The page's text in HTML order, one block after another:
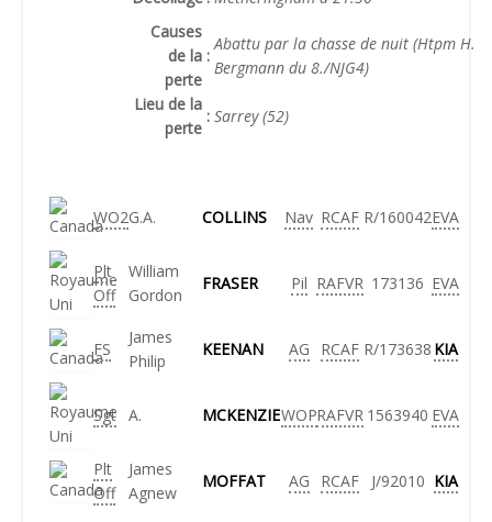
Causes
de la
perte
:
Abattu par la chasse de nuit (Htpm H.
Bergmann du 8./NJG4)
Lieu de la
perte
: Sarrey (52)
WO2G.A. COLLINS Nav RCAF R/160042EVA
Plt
Off
William
Gordon
FRASER Pil RAFVR 173136 EVA
FS
James
Philip
KEENAN AG RCAF R/173638 KIA
Sgt A. MCKENZIEWOPRAFVR 1563940 EVA
Plt
Off
James
Agnew
MOFFAT AG RCAF J/92010 KIA